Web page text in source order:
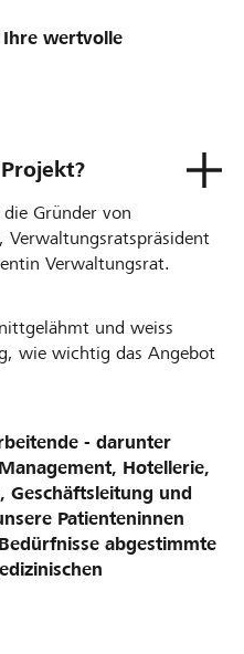
wertvolle
Gründer von
Verwaltungsratspräsident
Verwaltungsrat.
und weiss
wie wichtig das Angebot
- darunter
Hotellerie,
und
Patienteninnen
abgestimmte